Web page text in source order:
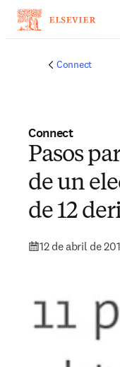
Connect
Connect
Pasos
de un
de 12
12 de abril de